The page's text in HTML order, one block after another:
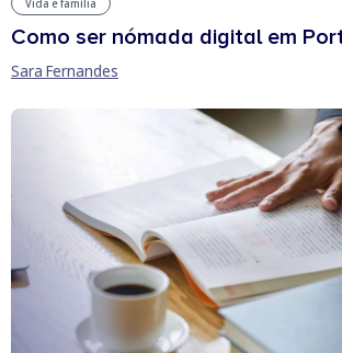
Como ser nómada digital em
Sara Fernandes